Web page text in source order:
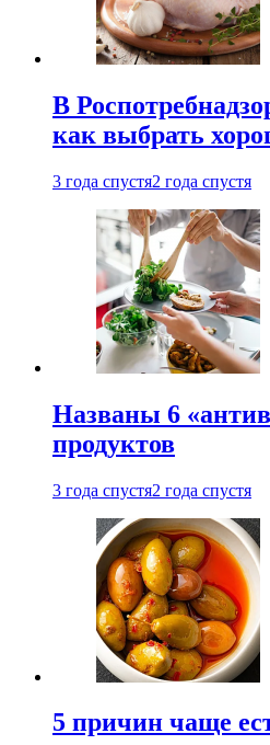
В
как выбрать
3 года спустя2 года спустя
Названы 6
продуктов
3 года спустя2 года спустя
5 причин чаще